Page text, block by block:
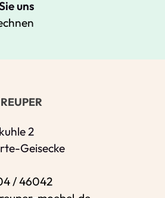
uns
2
Geisecke
/ 46042
gekennzeichneten Felder
Sie Ihren vollständigen